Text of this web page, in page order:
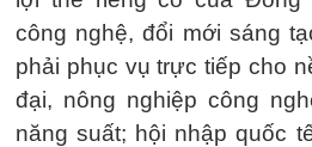
công nghệ, đổi mới sáng
phải phục vụ trực tiếp cho
đại, nông nghiệp công
năng suất; hội nhập quốc